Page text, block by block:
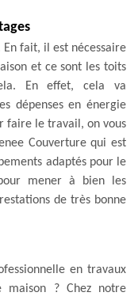
fait, il est nécessaire
et ce sont les toits
En effet, cela va
dépenses en énergie
faire le travail, on vous
Couverture qui est
adaptés pour le
mener à bien les
de très bonne
en travaux
? Chez notre